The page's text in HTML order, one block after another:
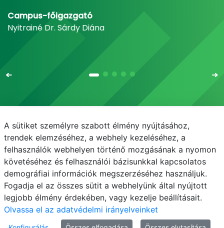
Campus-főigazgató
Nyitrainé Dr. Sárdy Diána
Email Telefonkönyv NEPTUN
E-learning
Médiaközpont
Informatikai Igazgatóság
Adatvédelem
A sütiket személyre szabott élmény nyújtásához,
trendek elemzéséhez, a webhely kezeléséhez, a
felhasználók webhelyen történő mozgásának a nyomon
követéséhez és felhasználói bázisunkkal kapcsolatos
demográfiai információk megszerzéséhez használjuk.
Fogadja el az összes sütit a webhelyünk által nyújtott
legjobb élmény érdekében, vagy kezelje beállításait.
Olvassa el az adatvédelmi irányelveinket